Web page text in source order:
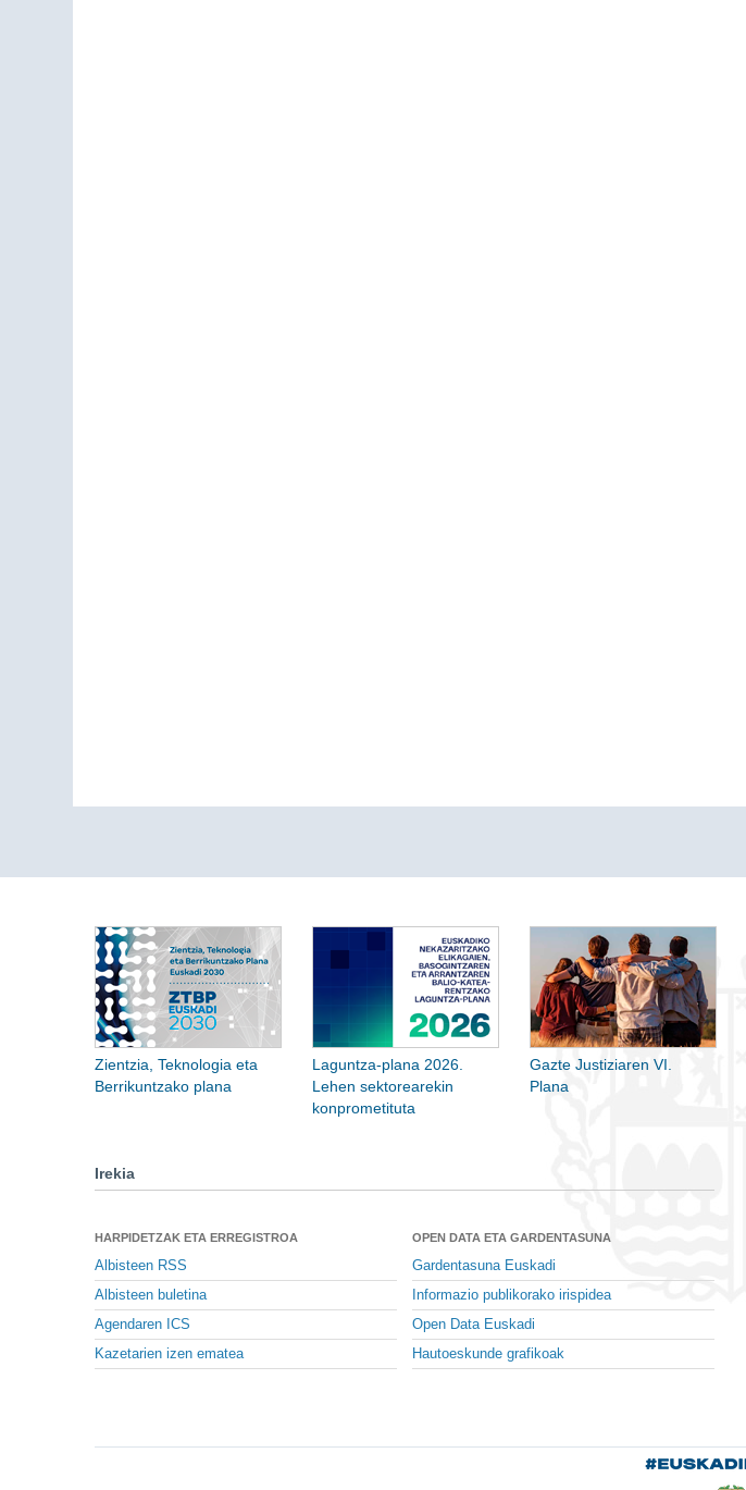
Zientzia, Teknologia eta
Berrikuntzako plana
Laguntza-plana 2026.
Lehen sektorearekin
konprometituta
Gazte Justiziaren VI.
Plana
Irekia
HARPIDETZAK ETA ERREGISTROA
Albisteen RSS
Albisteen buletina
Agendaren ICS
Kazetarien izen ematea
OPEN DATA ETA GARDENTASUNA
Gardentasuna Euskadi
Informazio publikorako irispidea
Open Data Euskadi
Hautoeskunde grafikoak